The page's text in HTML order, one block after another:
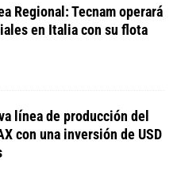
Regional: Tecnam operará
en Italia con su flota
línea de producción del
con una inversión de USD